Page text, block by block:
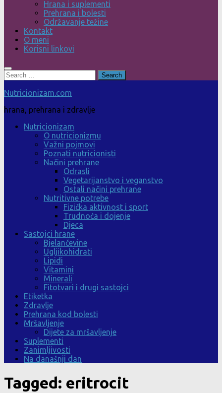
Hrana i suplementi
Prehrana i bolesti
Održavanje težine
Kontakt
O meni
Korisni linkovi
Search
for:
Nutricionizam.com
hrana, prehrana i zdravlje
Nutricionizam
O nutricionizmu
Važni pojmovi
Poznati nutricionisti
Načini prehrane
Odrasli
Vegetarijanstvo i veganstvo
Ostali načini prehrane
Nutritivne potrebe
Fizička aktivnost i sport
Trudnoća i dojenje
Djeca
Sastojci hrane
Bjelančevine
Ugljikohidrati
Lipidi
Vitamini
Minerali
Fitotvari i drugi sastojci
Etiketka
Zdravlje
Prehrana kod bolesti
Mršavljenje
Dijete za mršavljenje
Suplementi
Zanimljivosti
Na današnji dan
Tagged: eritrocit